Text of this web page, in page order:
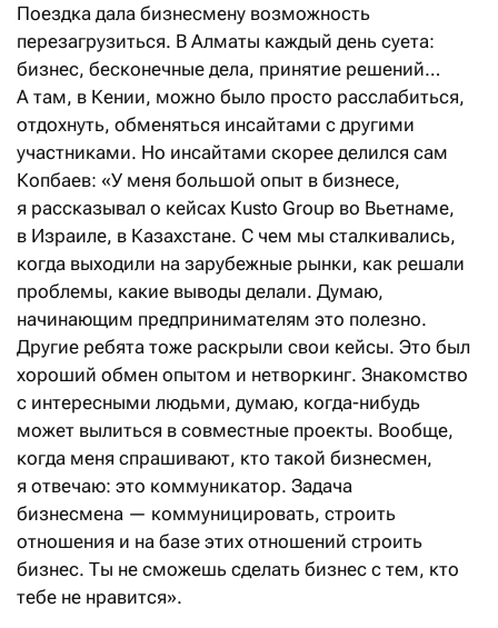
Поездка дала бизнесмену возможность
перезагрузиться. В Алматы каждый день суета:
бизнес, бесконечные дела, принятие решений…
А там, в Кении, можно было просто расслабиться,
отдохнуть, обменяться инсайтами с другими
участниками. Но инсайтами скорее делился сам
Копбаев: «У меня большой опыт в бизнесе,
я рассказывал о кейсах Kusto Group во Вьетнаме,
в Израиле, в Казахстане. С чем мы сталкивались,
когда выходили на зарубежные рынки, как решали
проблемы, какие выводы делали. Думаю,
начинающим предпринимателям это полезно.
Другие ребята тоже раскрыли свои кейсы. Это был
хороший обмен опытом и нетворкинг. Знакомство
с интересными людьми, думаю, когда-нибудь
может вылиться в совместные проекты. Вообще,
когда меня спрашивают, кто такой бизнесмен,
я отвечаю: это коммуникатор. Задача
бизнесмена — коммуницировать, строить
отношения и на базе этих отношений строить
бизнес. Ты не сможешь сделать бизнес с тем, кто
тебе не нравится».